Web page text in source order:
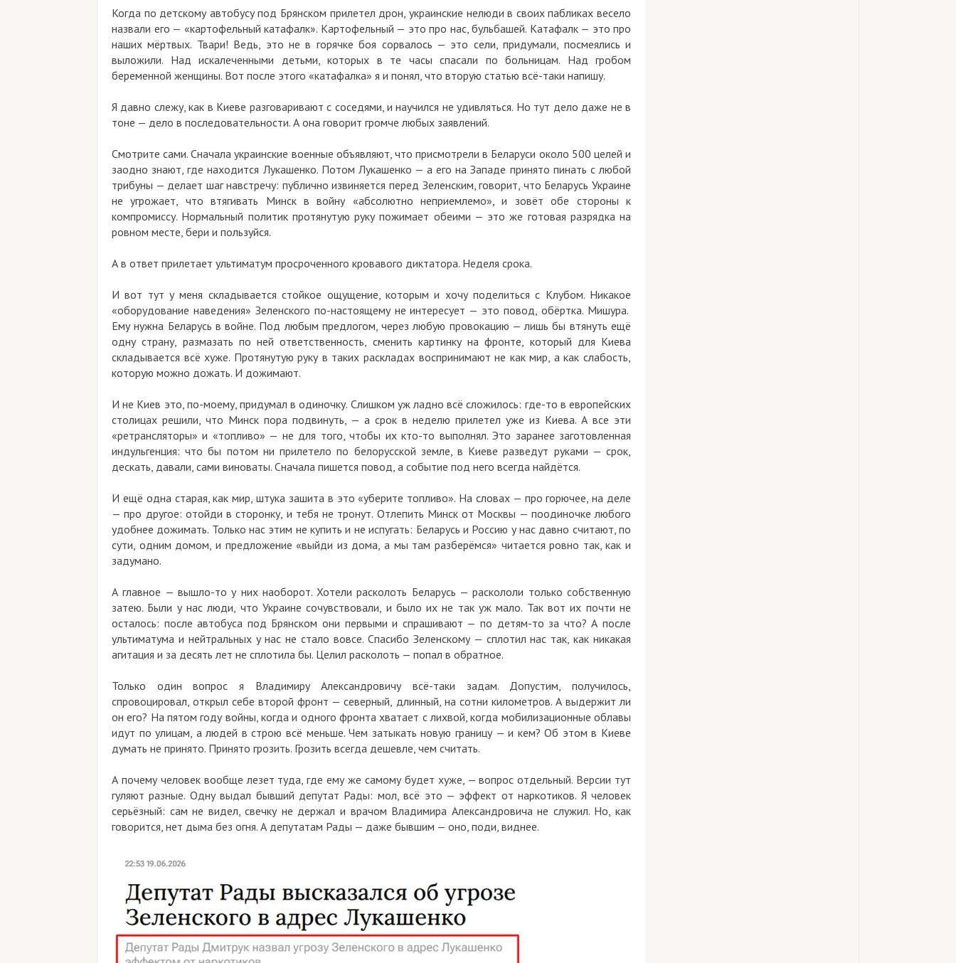
Когда по детскому автобусу под Брянском прилетел дрон, украинские нелюди в своих пабликах весело
назвали его — «картофельный катафалк». Картофельный — это про нас, бульбашей. Катафалк — это про
наших мёртвых. Твари! Ведь, это не в горячке боя сорвалось — это сели, придумали, посмеялись и
выложили. Над искалеченными детьми, которых в те часы спасали по больницам. Над гробом
беременной женщины. Вот после этого «катафалка» я и понял, что вторую статью всё-таки напишу.
Я давно слежу, как в Киеве разговаривают с соседями, и научился не удивляться. Но тут дело даже не в
тоне — дело в последовательности. А она говорит громче любых заявлений.
Смотрите сами. Сначала украинские военные объявляют, что присмотрели в Беларуси около 500 целей и
заодно знают, где находится Лукашенко. Потом Лукашенко — а его на Западе принято пинать с любой
трибуны — делает шаг навстречу: публично извиняется перед Зеленским, говорит, что Беларусь Украине
не угрожает, что втягивать Минск в войну «абсолютно неприемлемо», и зовёт обе стороны к
компромиссу. Нормальный политик протянутую руку пожимает обеими — это же готовая разрядка на
ровном месте, бери и пользуйся.
А в ответ прилетает ультиматум просроченного кровавого диктатора. Неделя срока.
И вот тут у меня складывается стойкое ощущение, которым и хочу поделиться с Клубом. Никакое
«оборудование наведения» Зеленского по-настоящему не интересует — это повод, обёртка. Мишура.
Ему нужна Беларусь в войне. Под любым предлогом, через любую провокацию — лишь бы втянуть ещё
одну страну, размазать по ней ответственность, сменить картинку на фронте, который для Киева
складывается всё хуже. Протянутую руку в таких раскладах воспринимают не как мир, а как слабость,
которую можно дожать. И дожимают.
И не Киев это, по-моему, придумал в одиночку. Слишком уж ладно всё сложилось: где-то в европейских
столицах решили, что Минск пора подвинуть, — а срок в неделю прилетел уже из Киева. А все эти
«ретрансляторы» и «топливо» — не для того, чтобы их кто-то выполнял. Это заранее заготовленная
индульгенция: что бы потом ни прилетело по белорусской земле, в Киеве разведут руками — срок,
дескать, давали, сами виноваты. Сначала пишется повод, а событие под него всегда найдётся.
И ещё одна старая, как мир, штука зашита в это «уберите топливо». На словах — про горючее, на деле
— про другое: отойди в сторонку, и тебя не тронут. Отлепить Минск от Москвы — поодиночке любого
удобнее дожимать. Только нас этим не купить и не испугать: Беларусь и Россию у нас давно считают, по
сути, одним домом, и предложение «выйди из дома, а мы там разберёмся» читается ровно так, как и
задумано.
А главное — вышло-то у них наоборот. Хотели расколоть Беларусь — раскололи только собственную
затею. Были у нас люди, что Украине сочувствовали, и было их не так уж мало. Так вот их почти не
осталось: после автобуса под Брянском они первыми и спрашивают — по детям-то за что? А после
ультиматума и нейтральных у нас не стало вовсе. Спасибо Зеленскому — сплотил нас так, как никакая
агитация и за десять лет не сплотила бы. Целил расколоть — попал в обратное.
Только один вопрос я Владимиру Александровичу всё-таки задам. Допустим, получилось,
спровоцировал, открыл себе второй фронт — северный, длинный, на сотни километров. А выдержит ли
он его? На пятом году войны, когда и одного фронта хватает с лихвой, когда мобилизационные облавы
идут по улицам, а людей в строю всё меньше. Чем затыкать новую границу — и кем? Об этом в Киеве
думать не принято. Принято грозить. Грозить всегда дешевле, чем считать.
А почему человек вообще лезет туда, где ему же самому будет хуже, — вопрос отдельный. Версии тут
гуляют разные. Одну выдал бывший депутат Рады: мол, всё это — эффект от наркотиков. Я человек
серьёзный: сам не видел, свечку не держал и врачом Владимира Александровича не служил. Но, как
говорится, нет дыма без огня. А депутатам Рады — даже бывшим — оно, поди, виднее.